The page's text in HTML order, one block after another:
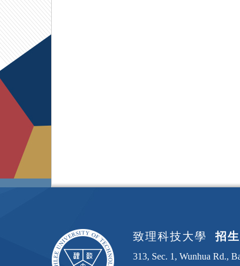
致理科技大學招
313, Sec. 1, Wunhua Rd.,